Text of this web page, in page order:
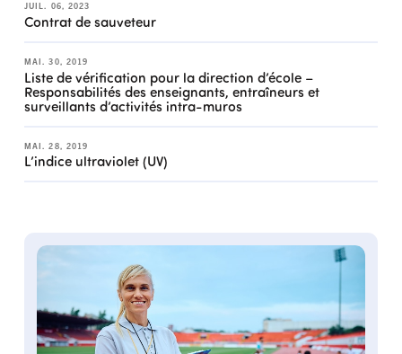
JUIL. 06, 2023
Contrat de sauveteur
MAI. 30, 2019
Liste de vérification pour la direction d’école –
Responsabilités des enseignants, entraîneurs et
surveillants d’activités intra-muros
MAI. 28, 2019
L’indice ultraviolet (UV)